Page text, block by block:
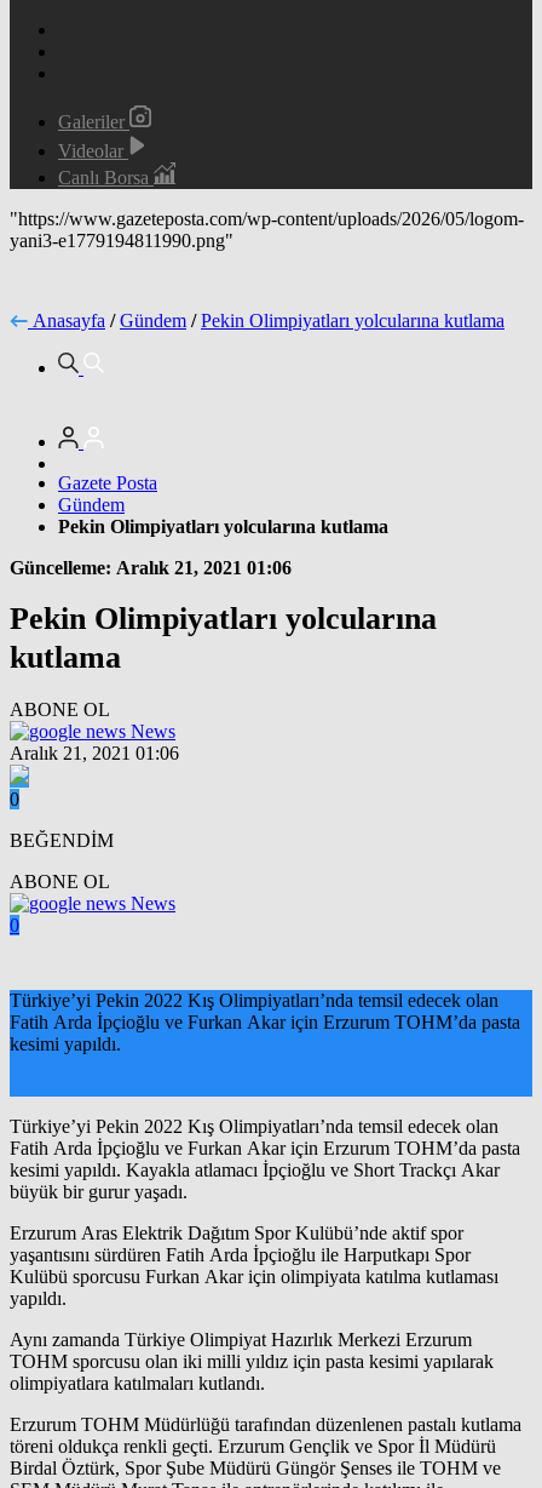
Galeriler
Videolar
Canlı Borsa
"https://www.gazeteposta.com/wp-content/uploads/2026/05/logom-
yani3-e1779194811990.png"
Anasayfa / Gündem / Pekin Olimpiyatları yolcularına kutlama
Gazete Posta
Gündem
Pekin Olimpiyatları yolcularına kutlama
Güncelleme: Aralık 21, 2021 01:06
Pekin Olimpiyatları yolcularına
kutlama
ABONE OL
News
Aralık 21, 2021 01:06
0
BEĞENDİM
ABONE OL
News
0
Türkiye’yi Pekin 2022 Kış Olimpiyatları’nda temsil edecek olan
Fatih Arda İpçioğlu ve Furkan Akar için Erzurum TOHM’da pasta
kesimi yapıldı.
Türkiye’yi Pekin 2022 Kış Olimpiyatları’nda temsil edecek olan
Fatih Arda İpçioğlu ve Furkan Akar için Erzurum TOHM’da pasta
kesimi yapıldı. Kayakla atlamacı İpçioğlu ve Short Trackçı Akar
büyük bir gurur yaşadı.
Erzurum Aras Elektrik Dağıtım Spor Kulübü’nde aktif spor
yaşantısını sürdüren Fatih Arda İpçioğlu ile Harputkapı Spor
Kulübü sporcusu Furkan Akar için olimpiyata katılma kutlaması
yapıldı.
Aynı zamanda Türkiye Olimpiyat Hazırlık Merkezi Erzurum
TOHM sporcusu olan iki milli yıldız için pasta kesimi yapılarak
olimpiyatlara katılmaları kutlandı.
Erzurum TOHM Müdürlüğü tarafından düzenlenen pastalı kutlama
töreni oldukça renkli geçti. Erzurum Gençlik ve Spor İl Müdürü
Birdal Öztürk, Spor Şube Müdürü Güngör Şenses ile TOHM ve